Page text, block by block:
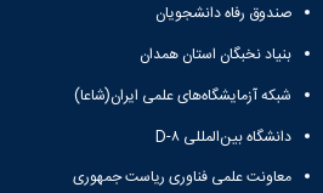
صندوق رفاه دانشجویان
بنیاد نخبگان استان همدان
شبکه آزمایشگاه‌های علمی ایران(شاعا)
دانشگاه بین‌المللی D-۸
معاونت علمی فناوری ریاست جمهوری